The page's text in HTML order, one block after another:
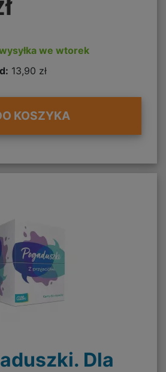
we wtorek
13,90 zł
KOSZYKA
Dla